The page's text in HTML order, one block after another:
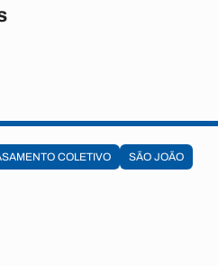
COLETIVO
SÃO JOÃO